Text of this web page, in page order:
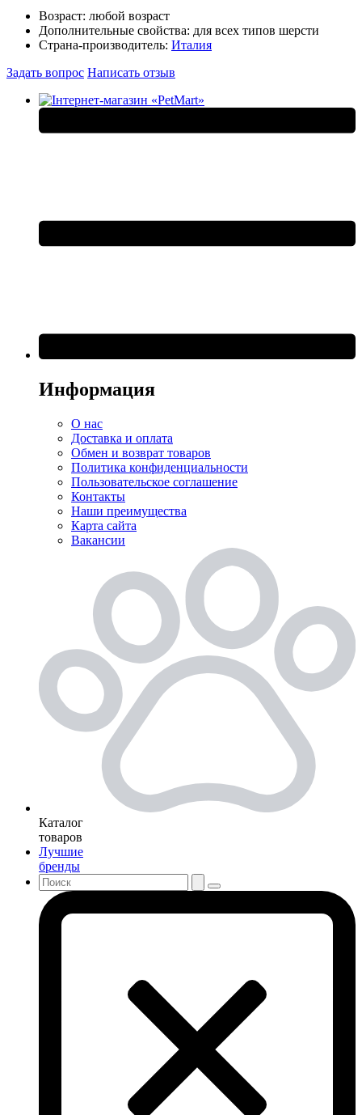
Возраст: любой возраст
Дополнительные свойства: для всех типов шерсти
Страна-производитель: Италия
Задать вопрос Написать отзыв
Информация
О нас
Доставка и оплата
Обмен и возврат товаров
Политика конфиденциальности
Пользовательское соглашение
Контакты
Наши преимущества
Карта сайта
Вакансии
Каталог
товаров
Лучшие
бренды